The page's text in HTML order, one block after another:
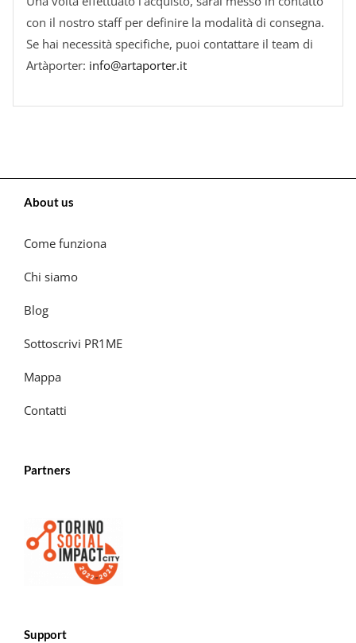
con il nostro staff per definire la modalità di consegna.
Se hai necessità specifiche, puoi contattare il team di
Artàporter: info@artaporter.it
About us
Come funziona
Chi siamo
Blog
Sottoscrivi PR1ME
Mappa
Contatti
Partners
Support